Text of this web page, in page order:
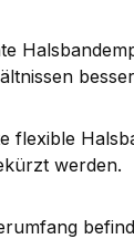
flexible
werden.